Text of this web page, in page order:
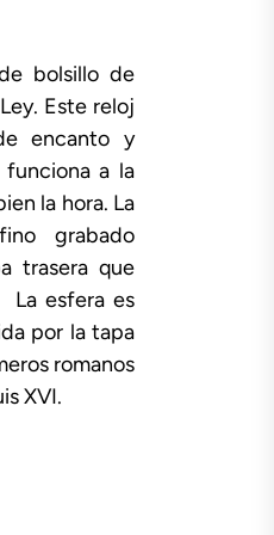
bolsillo de
Este reloj
encanto y
funciona a la
la hora. La
grabado
trasera que
La esfera es
por la tapa
romanos
XVI.